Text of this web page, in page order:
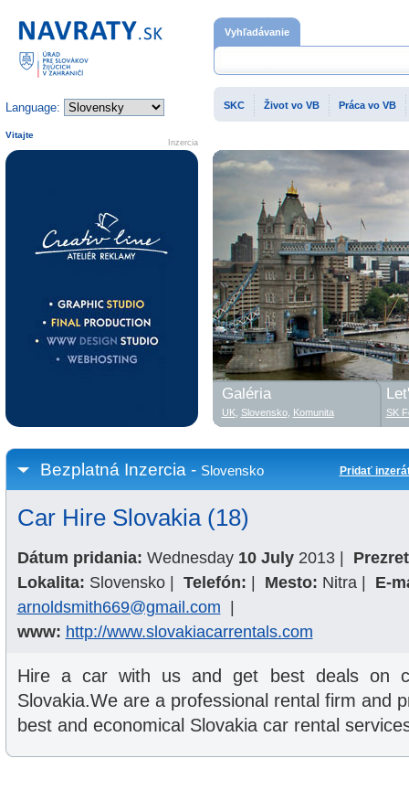
Bezplatná Inzercia - Slovensko Pridať
Car Hire Slovakia (18)
Dátum pridania: Wednesday 10 July2013 |
Lokalita: Slovensko | Telefón: | Mesto: Nitra |
E-
arnoldsmith669@gmail.com |
www: http://www.slovakiacarrentals.com
Hire a car with us and get best deals on
Slovakia.We are a professional rental firm and
best and economical Slovakia car rental
Domovská stránka
Language:
Vyhľadávanie
SKC Život vo VB Práca vo VB
Inzercia
Vitajte
Galéria
UK, Slovensko, Komunita SK